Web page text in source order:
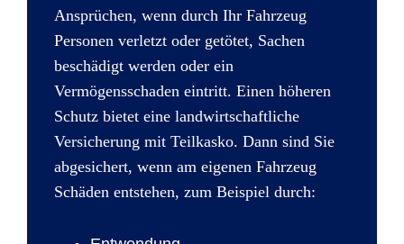
Ansprüchen, wenn durch Ihr Fahrzeug
Personen verletzt oder getötet, Sachen
beschädigt werden oder ein
Vermögensschaden eintritt. Einen höheren
Schutz bietet eine landwirtschaftliche
Versicherung mit Teilkasko. Dann sind Sie
abgesichert, wenn am eigenen Fahrzeug
Schäden entstehen, zum Beispiel durch: